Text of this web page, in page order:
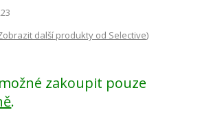
další produkty od Selective)
zakoupit pouze
.